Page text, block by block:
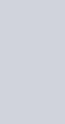
Kembali
Kabupaten